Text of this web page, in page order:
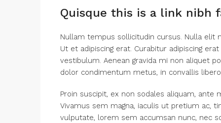
Quisque this is a link nibh
Nullam tempus sollicitudin cursus. Nulla elit
Ut et adipiscing erat. Curabitur adipiscing
vestibulum. Aenean gravida mi non aliquet
dolor condimentum metus, in convallis
Proin suscipit, ex non sodales aliquam,
Vivamus sem magna, iaculis ut pretium ac,
vulputate, lorem sem accumsan nunc, nec